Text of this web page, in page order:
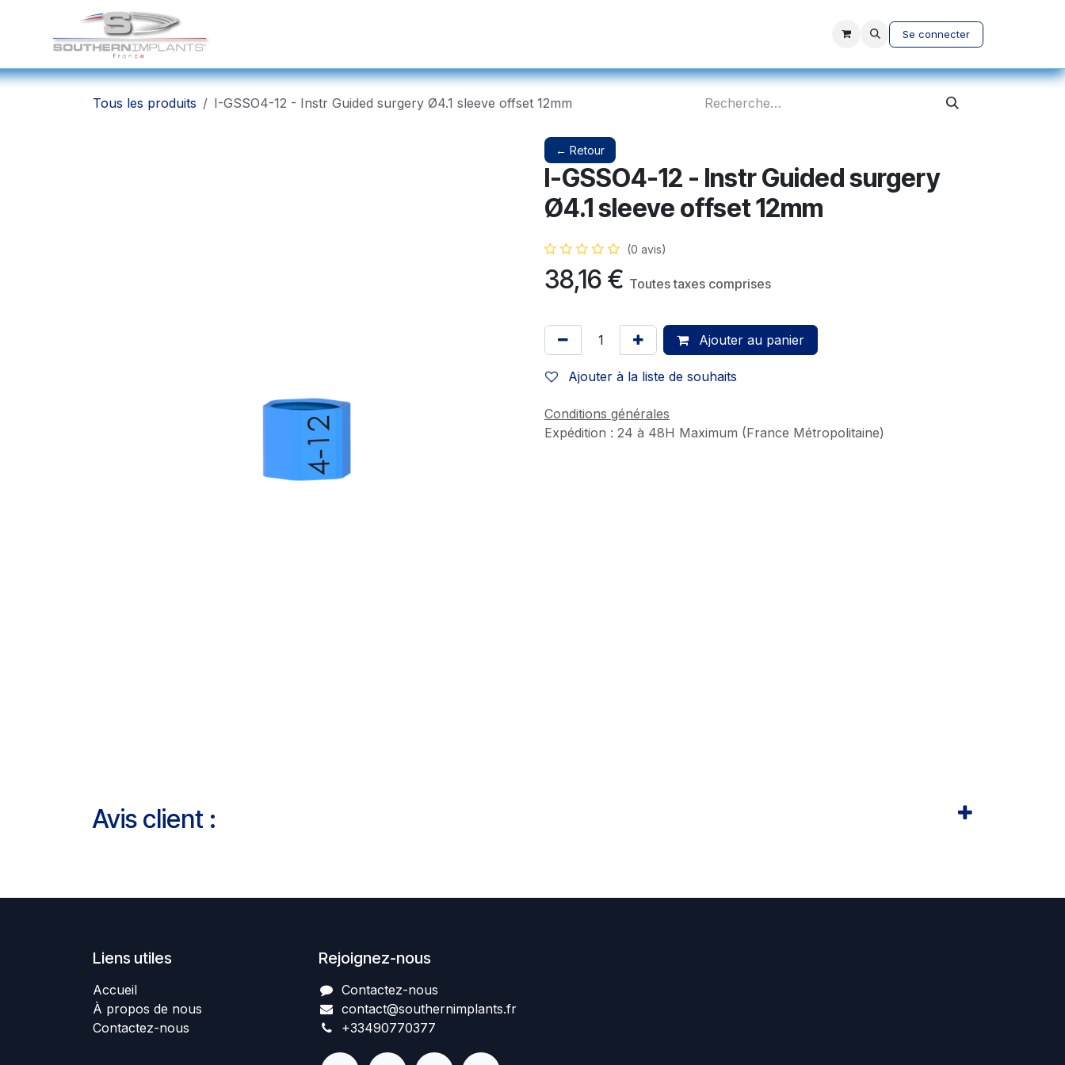
Se rendre au contenu
Se connecter
Tous les produits I-GSSO4-12 - Instr Guided surgery Ø4.1 sleeve offset 12mm
← Retour
I-GSSO4-12 - Instr Guided surgery
Ø4.1 sleeve offset 12mm
(0 avis)
38,16 € Toutes taxes comprises
Ajouter au panier
Ajouter à la liste de souhaits
Conditions générales
Expédition : 24 à 48H Maximum (France Métropolitaine)
Avis client :
Liens utiles
Accueil
À propos de nous
Contactez-nous
Rejoignez-nous
Contactez-nous​
contact@southernimplant​​​s.fr
+334907​70377